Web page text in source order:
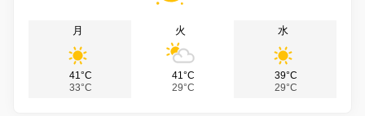
月
41°C
33°C
火
41°C
29°C
水
39°C
29°C